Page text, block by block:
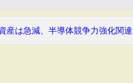
産は急減、半導体競争力強化関